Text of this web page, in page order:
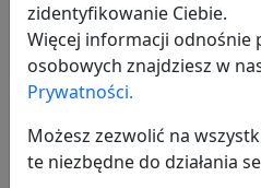
Motoryzacja Samochody
zidentyfikowanie Ciebie.
Więcej informacji odnośnie
osobowych znajdziesz w
Prywatności.
Możesz zezwolić na
te niezbędne do działania